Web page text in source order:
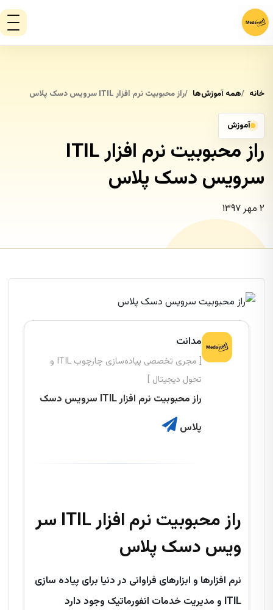
خانه همه آموزش‌ها راز محبوبیت نرم افزار ITIL سرویس دسک پلاس
آموزش
راز محبوبیت نرم افزار ITIL
سرویس دسک پلاس
۲ مهر ۱۳۹۷
مدانت
[ مجری تخصصی پیاده‌سازی چارچوب ITIL و
تحول دیجیتال ]
راز محبوبیت نرم افزار ITIL سرویس دسک
پلاس
راز محبوبیت نرم افزار ITIL سر
ویس دسک پلاس
نرم افزارها و ابزارهای فراوانی در دنیا برای پیاده سازی
ITIL و مدیریت خدمات انفورماتیک وجود دارد